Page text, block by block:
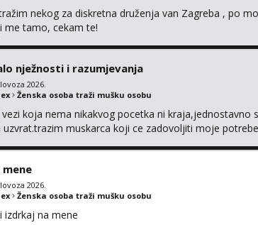
nekog za diskretna druženja van Zagreba , po
me tamo, cekam te!
nježnosti i razumjevanja
2026.
Ženska osoba traži mušku osobu
koja nema nikakvog pocetka ni kraja,jednostavno
uzvrat.trazim muskarca koji ce zadovoljiti moje
2026.
Ženska osoba traži mušku osobu
izdrkaj na mene